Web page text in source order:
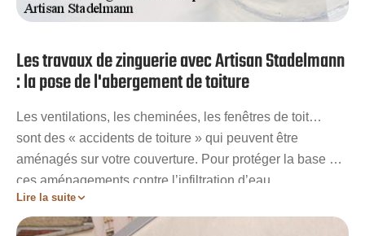
Les travaux de zinguerie avec Artisan Stadelmann
: la pose de l'abergement de toiture
Les ventilations, les cheminées, les fenêtres de toit…
sont des « accidents de toiture » qui peuvent être
aménagés sur votre couverture. Pour protéger la base de
ces aménagements contre l’infiltration d’eau,
l’abergement est un élément de zinguerie apte à protéger
les combles. L’abergement est également utile pour
Lire la suite